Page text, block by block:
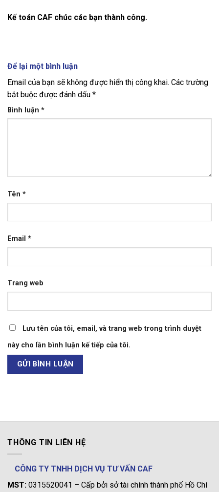
Kế toán CAF chúc các bạn thành công.
Để lại một bình luận
Email của bạn sẽ không được hiển thị công khai. Các trường
bắt buộc được đánh dấu *
Bình luận *
Tên *
Email *
Trang web
Lưu tên của tôi, email, và trang web trong trình duyệt
này cho lần bình luận kế tiếp của tôi.
THÔNG TIN LIÊN HỆ
CÔNG TY TNHH DỊCH VỤ TƯ VẤN CAF
MST: 0315520041 – Cấp bởi sở tài chính thành phố Hồ Chí